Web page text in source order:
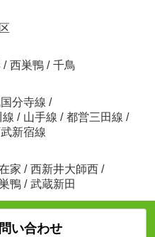
/ 西巣鴨 / 千鳥
分寺線 /
線 / 山手線 / 都営三田線 /
新宿線
家 / 西新井大師西 /
鴨 / 武蔵新田
い合わせ